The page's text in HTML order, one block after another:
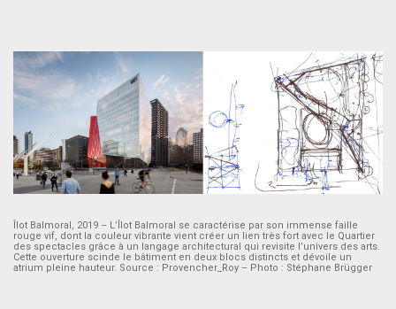
Îlot Balmoral, 2019 – L’Îlot Balmoral se caractérise par son immense faille
rouge vif, dont la couleur vibrante vient créer un lien très fort avec le Quartier
des spectacles grâce à un langage architectural qui revisite l’univers des arts.
Cette ouverture scinde le bâtiment en deux blocs distincts et dévoile un
atrium pleine hauteur. Source : Provencher_Roy – Photo : Stéphane Brügger